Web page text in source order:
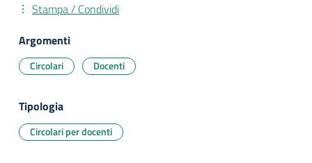
Stampa / Condividi
Argomenti
Circolari Docenti
Tipologia
Circolari per docenti